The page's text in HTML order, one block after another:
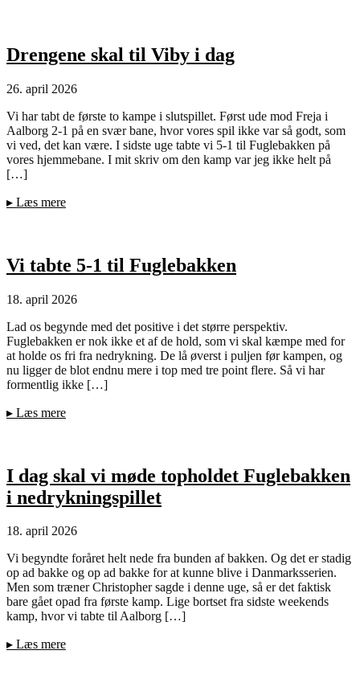
Drengene skal til Viby i dag
26. april 2026
Vi har tabt de første to kampe i slutspillet. Først ude mod Freja i
Aalborg 2-1 på en svær bane, hvor vores spil ikke var så godt, som
vi ved, det kan være. I sidste uge tabte vi 5-1 til Fuglebakken på
vores hjemmebane. I mit skriv om den kamp var jeg ikke helt på
[…]
▸ Læs mere
Vi tabte 5-1 til Fuglebakken
18. april 2026
Lad os begynde med det positive i det større perspektiv.
Fuglebakken er nok ikke et af de hold, som vi skal kæmpe med for
at holde os fri fra nedrykning. De lå øverst i puljen før kampen, og
nu ligger de blot endnu mere i top med tre point flere. Så vi har
formentlig ikke […]
▸ Læs mere
I dag skal vi møde topholdet Fuglebakken
i nedrykningspillet
18. april 2026
Vi begyndte foråret helt nede fra bunden af bakken. Og det er stadig
op ad bakke og op ad bakke for at kunne blive i Danmarksserien.
Men som træner Christopher sagde i denne uge, så er det faktisk
bare gået opad fra første kamp. Lige bortset fra sidste weekends
kamp, hvor vi tabte til Aalborg […]
▸ Læs mere